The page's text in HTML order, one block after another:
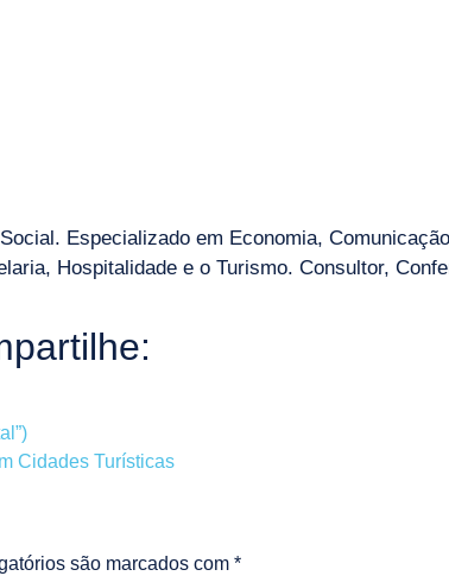
Especializado em Economia,
Hospitalidade e o Turismo. Consultor,
Cidades Turísticas
são marcados com *